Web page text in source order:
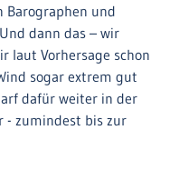
Barographen und
dann das – wir
laut Vorhersage schon
sogar extrem gut
dafür weiter in der
- zumindest bis zur